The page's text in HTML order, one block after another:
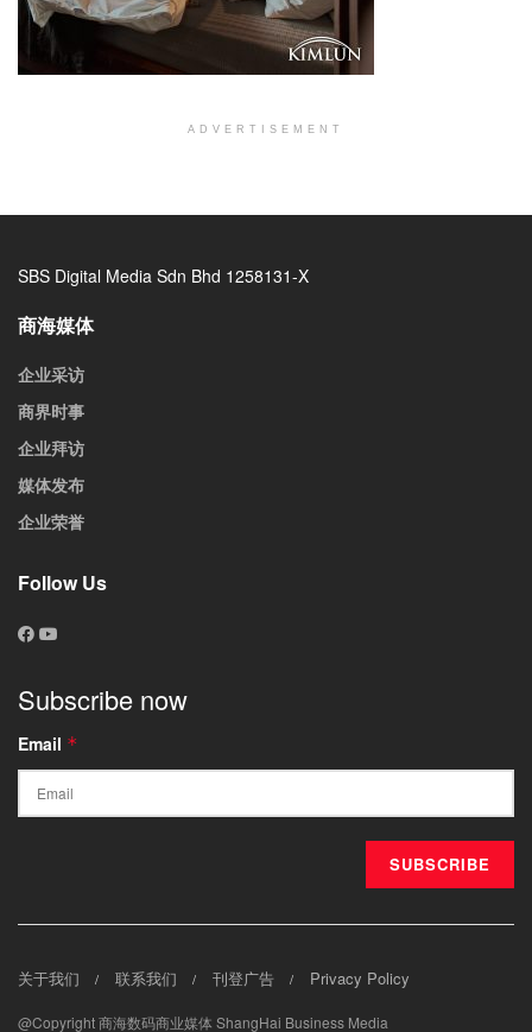
ADVERTISEMENT
SBS Digital Media Sdn Bhd 1258131-X
商海媒体
企业采访
商界时事
企业拜访
媒体发布
企业荣誉
Follow Us
Subscribe now
Email *
关于我们 联系我们 刊登广告 Privacy Policy
@Copyright 商海数码商业媒体 ShangHai Business Media